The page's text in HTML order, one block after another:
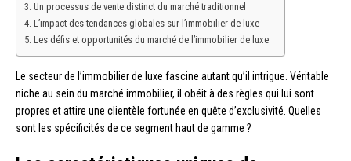
Un processus de vente distinct du marché traditionnel
L’impact des tendances globales sur l’immobilier de luxe
Les défis et opportunités du marché de l’immobilier de luxe
Le secteur de l’immobilier de luxe fascine autant qu’il intrigue. Véritable
niche au sein du marché immobilier, il obéit à des règles qui lui sont
propres et attire une clientèle fortunée en quête d’exclusivité. Quelles
sont les spécificités de ce segment haut de gamme ?